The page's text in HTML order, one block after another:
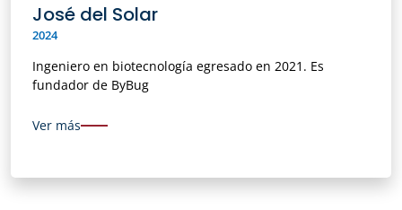
José del Solar
2024
Ingeniero en biotecnología egresado en 2021. Es
fundador de ByBug
Ver más